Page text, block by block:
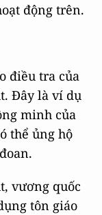
động trên.
điều tra của
Đây là ví dụ
minh của
thể ủng hộ
vương quốc
tôn giáo